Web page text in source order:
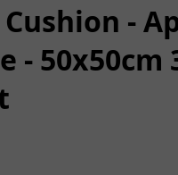
-
- 50x50cm